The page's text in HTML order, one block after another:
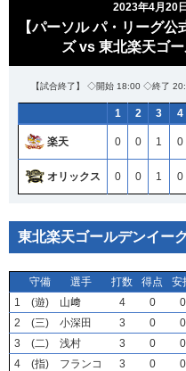
2023年4月20
【パーソル パ・リーグ
ズ vs 東北楽天ゴ
【試合終了】 ◇開始 18:00 ◇終了
1 2 3 4
楽天 0 0 1 0
オリックス 0 0 1 0
東北楽天ゴールデンイー
守備 選手 打数 得点 安
1
(遊) 山﨑 4 0 0
2
(三) 小深田 3 0 0
3
(二) 浅村 3 0 0
4
(指) フランコ 3 0 0
守備 選手 打数 得点 安
1
(遊) 山﨑 4 0 0
2
(三) 小深田 3 0 0
3
(二) 浅村 3 0 0
4
(指) フランコ 3 0 0
守備 選手 打数 得点 安
1
(遊) 山﨑 4 0 0
2
(三) 小深田 3 0 0
3
(二) 浅村 3 0 0
4
(指) フランコ 3 0 0
守備 選手 打数 得点 安
1
(遊) 山﨑 4 0 0
2
(三) 小深田 3 0 0
3
(二) 浅村 3 0 0
4
(指) フランコ 3 0 0